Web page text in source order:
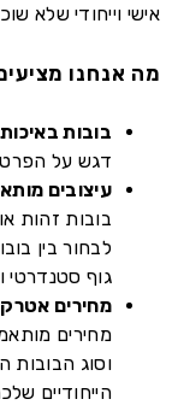
אישי וייחודי שלא
מה אנחנו
בובות
דגש על
עיצובים
בובות זהות
לבחור בין
גוף סטנדרטי
מחירים
מחירים
וסוג
הייחודיים